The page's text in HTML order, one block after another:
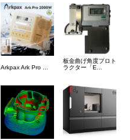
Arkpax Ark Pro ...
板金曲げ角度プロト
ラクター「E...